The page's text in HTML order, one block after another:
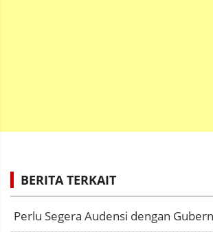
BERITA TERKAIT
Perlu Segera Audensi dengan